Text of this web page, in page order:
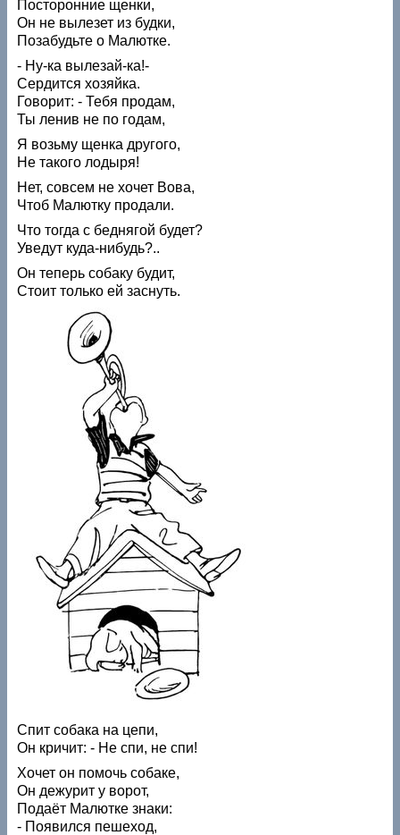
Посторонние щенки,
Он не вылезет из будки,
Позабудьте о Малютке.
- Ну-ка вылезай-ка!-
Сердится хозяйка.
Говорит: - Тебя продам,
Ты ленив не по годам,
Я возьму щенка другого,
Не такого лодыря!
Нет, совсем не хочет Вова,
Чтоб Малютку продали.
Что тогда с беднягой будет?
Уведут куда-нибудь?..
Он теперь собаку будит,
Стоит только ей заснуть.
Спит собака на цепи,
Он кричит: - Не спи, не спи!
Хочет он помочь собаке,
Он дежурит у ворот,
Подаёт Малютке знаки:
- Появился пешеход,